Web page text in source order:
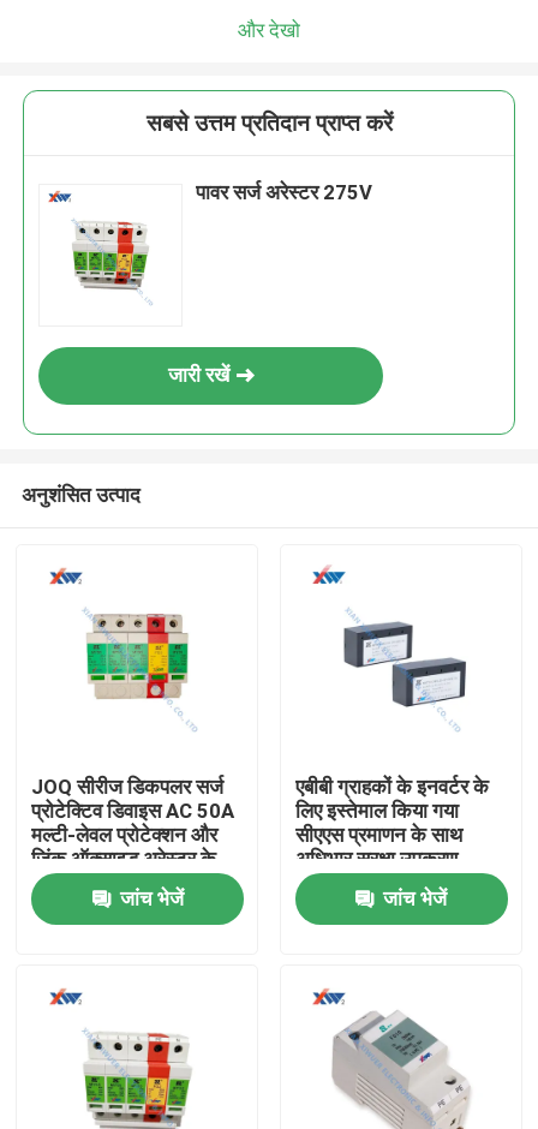
उत्पादों
वीआर दिखाएँ
और देखो
सबसे उत्तम प्रतिदान प्राप्त करें
पावर सर्ज अरेस्टर 275V
जारी रखें
अनुशंसित उत्पाद
JOQ सीरीज डिकपलर सर्ज
प्रोटेक्टिव डिवाइस AC 50A
मल्टी-लेवल प्रोटेक्शन और
जिंक ऑक्साइड अरेस्टर के
साथ 35mm रेल इंस्टॉलेशन
के लिए
जांच भेजें
एबीबी ग्राहकों के इनवर्टर के
लिए इस्तेमाल किया गया
सीएएस प्रमाणन के साथ
अधिभार सुरक्षा उपकरण
जांच भेजें